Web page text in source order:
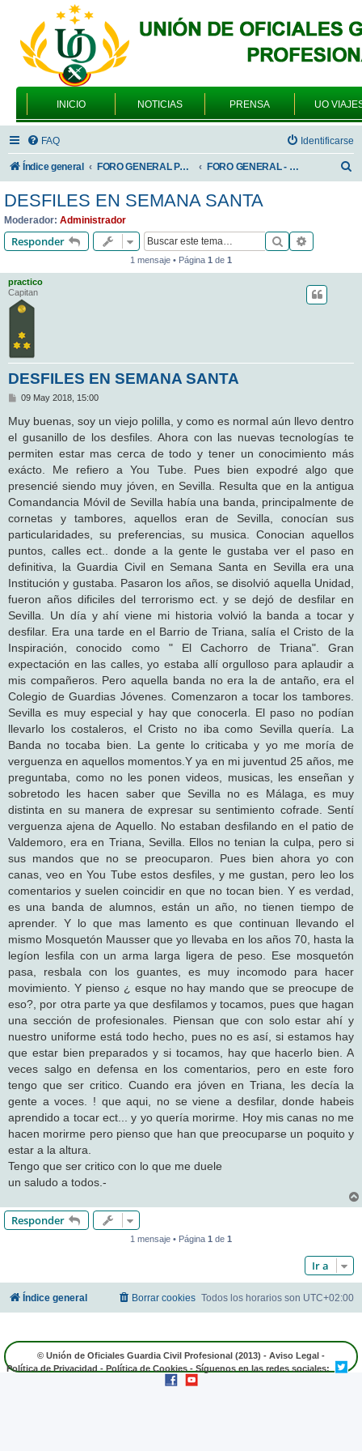
INICIO NOTICIAS PRENSA UO
FAQ Identificarse
Índice general FORO GENERAL PARA TODOS LOS USUARIOS FORO GENERAL - TEMAS GENERALES
r
DESFILES EN SEMANA SANTA
Moderador: Administrador
Responder Buscar
1 mensaje • Página 1 de 1
practico
Capitan
DESFILES EN SEMANA SANTA
M
n
s
e
09 May 2018, 15:00
Muy buenas, soy un viejo polilla, y como es normal aún llevo dentro
el gusanillo de los desfiles. Ahora con las nuevas tecnologías te
permiten estar mas cerca de todo y tener un conocimiento más
exácto. Me refiero a You Tube. Pues bien expodré algo que
presencié siendo muy jóven, en Sevilla. Resulta que en la antigua
Comandancia Móvil de Sevilla había una banda, principalmente de
cornetas y tambores, aquellos eran de Sevilla, conocían sus
particularidades, su preferencias, su musica. Conocian aquellos
puntos, calles ect.. donde a la gente le gustaba ver el paso en
definitiva, la Guardia Civil en Semana Santa en Sevilla era una
Institución y gustaba. Pasaron los años, se disolvió aquella Unidad,
fueron años dificiles del terrorismo ect. y se dejó de desfilar en
Sevilla. Un día y ahí viene mi historia volvió la banda a tocar y
desfilar. Era una tarde en el Barrio de Triana, salía el Cristo de la
Inspiración, conocido como " El Cachorro de Triana". Gran
expectación en las calles, yo estaba allí orgulloso para aplaudir a
mis compañeros. Pero aquella banda no era la de antaño, era el
Colegio de Guardias Jóvenes. Comenzaron a tocar los tambores.
Sevilla es muy especial y hay que conocerla. El paso no podían
llevarlo los costaleros, el Cristo no iba como Sevilla quería. La
Banda no tocaba bien. La gente lo criticaba y yo me moría de
verguenza en aquellos momentos.Y ya en mi juventud 25 años, me
preguntaba, como no les ponen videos, musicas, les enseñan y
sobretodo les hacen saber que Sevilla no es Málaga, es muy
distinta en su manera de expresar su sentimiento cofrade. Sentí
verguenza ajena de Aquello. No estaban desfilando en el patio de
Valdemoro, era en Triana, Sevilla. Ellos no tenian la culpa, pero si
sus mandos que no se preocuparon. Pues bien ahora yo con
canas, veo en You Tube estos desfiles, y me gustan, pero leo los
comentarios y suelen coincidir en que no tocan bien. Y es verdad,
es una banda de alumnos, están un año, no tienen tiempo de
aprender. Y lo que mas lamento es que continuan llevando el
mismo Mosquetón Mausser que yo llevaba en los años 70, hasta la
legíon lesfila con un arma larga ligera de peso. Ese mosquetón
pasa, resbala con los guantes, es muy incomodo para hacer
movimiento. Y pienso ¿ esque no hay mando que se preocupe de
eso?, por otra parte ya que desfilamos y tocamos, pues que hagan
una sección de profesionales. Piensan que con solo estar ahí y
nuestro uniforme está todo hecho, pues no es así, si estamos hay
que estar bien preparados y si tocamos, hay que hacerlo bien. A
veces salgo en defensa en los comentarios, pero en este foro
tengo que ser critico. Cuando era jóven en Triana, les decía la
gente a voces. ! que aqui, no se viene a desfilar, donde habeis
aprendido a tocar ect... y yo quería morirme. Hoy mis canas no me
hacen morirme pero pienso que han que preocuparse un poquito y
estar a la altura.
Tengo que ser critico con lo que me duele
un saludo a todos.-
Responder
1 mensaje • Página 1 de 1
Ir a
Índice general Todos los horarios son UTC+02:00
Borrar cookies
© Unión de Oficiales Guardia Civil Profesional (2013) - Aviso Legal -
Política de Privacidad - Política de Cookies - Síguenos en las redes sociales: